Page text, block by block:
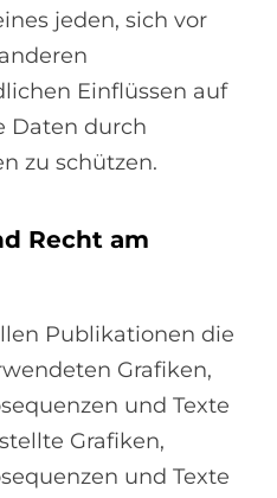
jeden, sich vor
Einflüssen auf
Daten durch
zu schützen.
Recht am
Publikationen die
Grafiken,
und Texte
Grafiken,
und Texte